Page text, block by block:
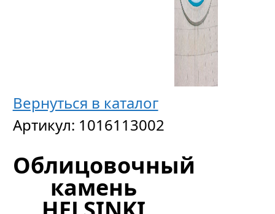
Вернуться в каталог
Артикул: 1016113002
Облицовочный
камень